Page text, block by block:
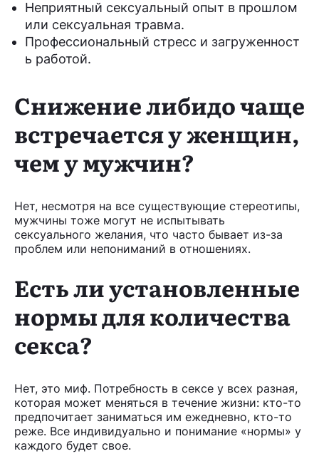
Неприятный сексуальный опыт в прошлом
или сексуальная травма.
Профессиональный стресс и загруженност
ь работой.
Снижение либидо чаще
встречается у женщин,
чем у мужчин?
Нет, несмотря на все существующие стереотипы,
мужчины тоже могут не испытывать
сексуального желания, что часто бывает из-за
проблем или непониманий в отношениях.
Есть ли установленные
нормы для количества
секса?
Нет, это миф. Потребность в сексе у всех разная,
которая может меняться в течение жизни: кто-то
предпочитает заниматься им ежедневно, кто-то
реже. Все индивидуально и понимание «нормы» у
каждого будет свое.